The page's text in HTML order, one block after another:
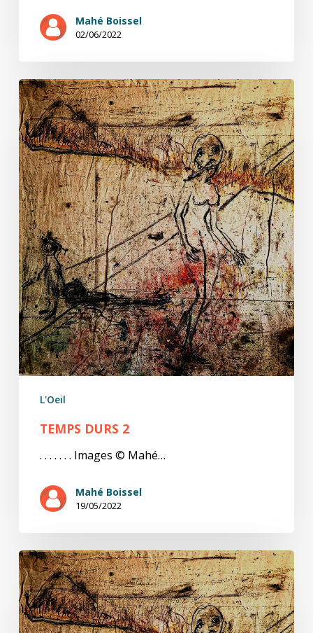
Mahé Boissel
02/06/2022
Temps
durs
2
L'Oeil
TEMPS DURS 2
. . . . . . . Images © Mahé…
Mahé Boissel
19/05/2022
Temps
durs
1